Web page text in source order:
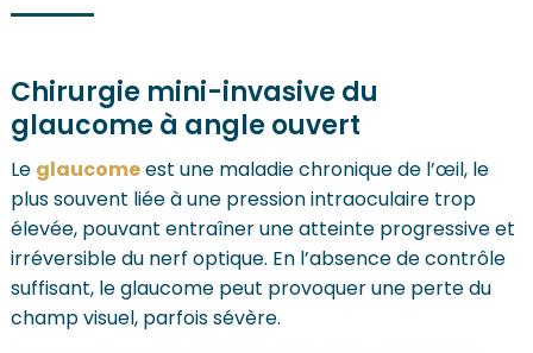
Chirurgie mini-invasive du
glaucome à angle ouvert
Le glaucomeest une maladie chronique de l’œil, le
plus souvent liée à une pression intraoculaire trop
élevée, pouvant entraîner une atteinte progressive et
irréversible du nerf optique. En l’absence de contrôle
suffisant, le glaucome peut provoquer une perte du
champ visuel, parfois sévère.